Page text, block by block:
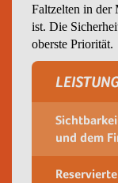
Faltzelten in der
ist. Die
oberste Priorität.
und dem